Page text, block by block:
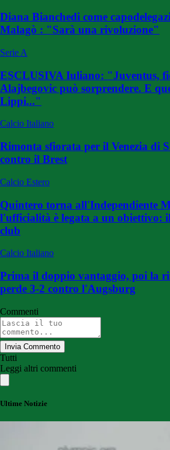
Diana Bianchedi come
Malagò : "Sarà una rivoluzione"
Serie A
ESCLUSIVA Iuliano: "Juventus,
Alajbegovic può sorprendere. E
Lippi..."
Calcio Italiano
Rimonta sfiorata per il Venezia di
contro il Brest
Calcio Estero
Quintero torna all'Independiente
l'ufficialità è legata a un obiettivo:
club
Calcio Italiano
Prima il doppio vantaggio, poi la
perde 3-2 contro l'Augsburg
Commenti
Invia Commento
Tutti
Leggi altri commenti
Ultime Notizie